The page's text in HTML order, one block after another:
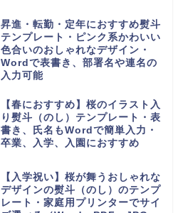
昇進・転勤・定年におすすめ熨斗
テンプレート・ピンク系かわいい
色合いのおしゃれなデザイン・
Wordで表書き、部署名や連名の
入力可能
【春におすすめ】桜のイラスト入
り熨斗（のし）テンプレート・表
書き、氏名もWordで簡単入力・
卒業、入学、入園におすすめ
【入学祝い】桜が舞うおしゃれな
デザインの熨斗（のし）のテンプ
レート・家庭用プリンターでサイ